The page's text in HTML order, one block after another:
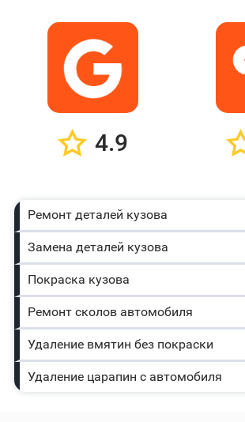
4.9
Ремонт деталей кузова
Замена деталей кузова
Покраска кузова
Ремонт сколов автомобиля
Удаление вмятин без покраски
Удаление царапин с автомобиля